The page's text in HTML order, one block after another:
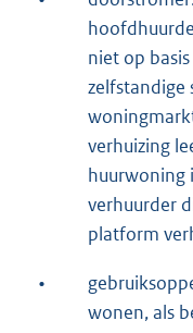
niet op
zelfstandige
verhuizing
huurwoning
verhuurder
platform
•
wonen, als